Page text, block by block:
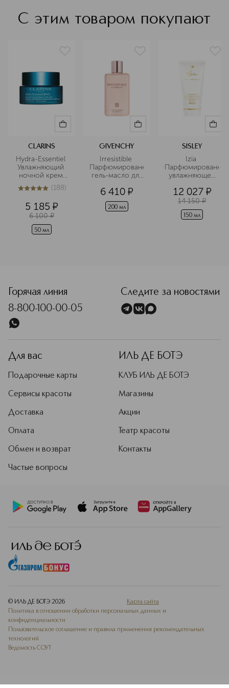
С этим товаром покупают
CLARINS
Hydra-Essentiel
Увлажняющий
ночной крем
для любого
типа кожи
5из 5188 (188)
5 185 ¤
6 100 ¤
50 мл
GIVENCHY
Irresistible
Парфюмированный
гель-масло для
6 410 ¤
200 мл
SISLEY
Izia
увлажняющее
тела
12 027 ¤
14 150 ¤
150 мл
Горячая линия
8-800-100-00-05
Следите за новостями
Для вас
Подарочные карты
Сервисы красоты
Доставка
Оплата
Обмен и возврат
Частые вопросы
ИЛЬ ДЕ БОТЭ
КЛУБ ИЛЬ ДЕ БОТЭ
Магазины
Акции
Театр красоты
Контакты
© ИЛЬ ДЕ БОТЭ 2026
Карта сайта
Политика в отношении обработки персональных данных и
конфиденциальности
Пользовательское соглашение и правила применения рекомендательных
технологий
Ведомость СОУТ